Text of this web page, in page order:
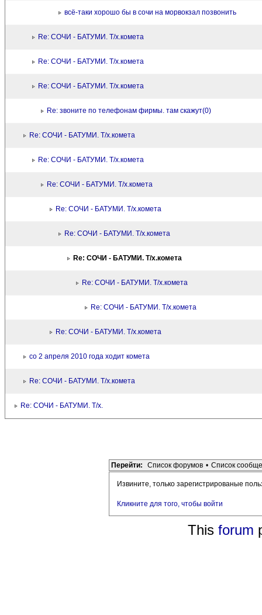
всё-таки хорошо бы в сочи на морвокзал позвонить
Re: СОЧИ - БАТУМИ. Т/х.комета
Re: СОЧИ - БАТУМИ. Т/х.комета
Re: СОЧИ - БАТУМИ. Т/х.комета
Re: звоните по телефонам фирмы. там скажут(0)
Re: СОЧИ - БАТУМИ. Т/х.комета
Re: СОЧИ - БАТУМИ. Т/х.комета
Re: СОЧИ - БАТУМИ. Т/х.комета
Re: СОЧИ - БАТУМИ. Т/х.комета
Re: СОЧИ - БАТУМИ. Т/х.комета
Re: СОЧИ - БАТУМИ. Т/х.комета
Re: СОЧИ - БАТУМИ. Т/х.комета
Re: СОЧИ - БАТУМИ. Т/х.комета
Re: СОЧИ - БАТУМИ. Т/х.комета
со 2 апреля 2010 года ходит комета
Re: СОЧИ - БАТУМИ. Т/х.комета
Re: СОЧИ - БАТУМИ. Т/х.
Перейти: Список форумов • Список
Извините, только зарегистрированые
Кликните для того, чтобы войти
This forum